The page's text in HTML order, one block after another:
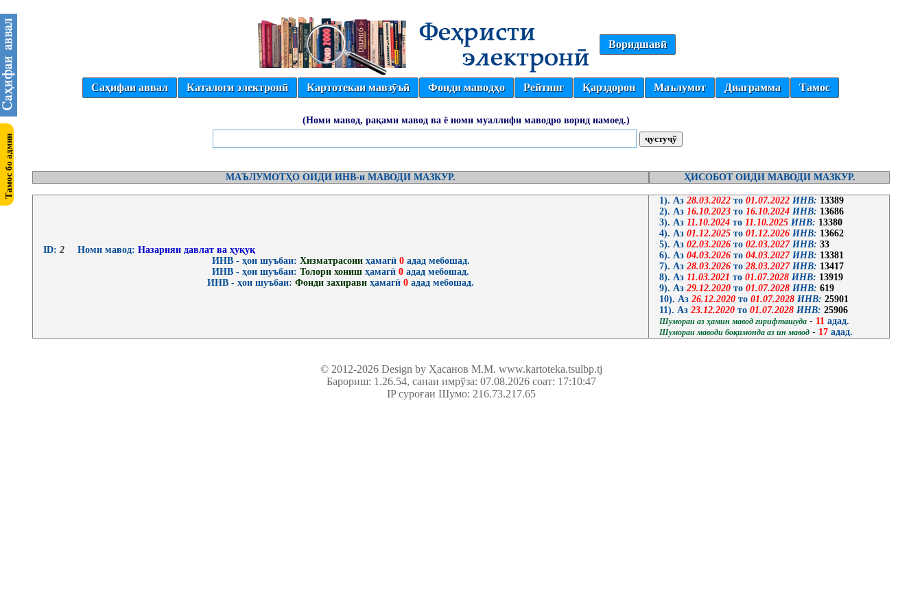
Воридшавӣ
Саҳифаи аввал Каталоги электронӣ Картотекаи мавзӯъӣ Фонди маводҳо Рейтинг Қарздорон Маълумот Диаграмма Тамос
(Номи мавод, рақами мавод ва ё номи муаллифи маводро ворид намоед.)
МАЪЛУМОТҲО ОИДИ ИНВ-и МАВОДИ МАЗКУР. ҲИСОБОТ ОИДИ МАВОДИ МАЗКУР.
ID: 2 Номи мавод: Назарияи давлат ва ҳуқуқ
ИНВ - ҳои шуъбаи: Хизматрасониҳамагӣ 0адад мебошад.
ИНВ - ҳои шуъбаи: Толори хониш ҳамагӣ 0 адад мебошад.
ИНВ - ҳои шуъбаи: Фонди захирави ҳамагӣ 0 адад мебошад.
1). Аз 28.03.2022 то 01.07.2022 ИНВ: 13389
2). Аз 16.10.2023 то 16.10.2024 ИНВ: 13686
3). Аз 11.10.2024 то 11.10.2025 ИНВ: 13380
4). Аз 01.12.2025 то 01.12.2026 ИНВ: 13662
5). Аз 02.03.2026 то 02.03.2027 ИНВ: 33
6). Аз 04.03.2026 то 04.03.2027 ИНВ: 13381
7). Аз 28.03.2026 то 28.03.2027 ИНВ: 13417
8). Аз 11.03.2021 то 01.07.2028 ИНВ: 13919
9). Аз 29.12.2020 то 01.07.2028 ИНВ: 619
10). Аз 26.12.2020 то 01.07.2028 ИНВ: 25901
11). Аз 23.12.2020 то 01.07.2028 ИНВ: 25906
Шумораи аз ҳамин мавод гирифташуда - 11 адад.
Шумораи маводи боқимонда аз ин мавод - 17 адад.
© 2012-2026 Design by Ҳасанов М.М. www.kartoteka.tsulbp.tj
Барориш: 1.26.54, санаи имрўза: 07.08.2026 соат: 17:10:47
IP суроғаи Шумо: 216.73.217.65